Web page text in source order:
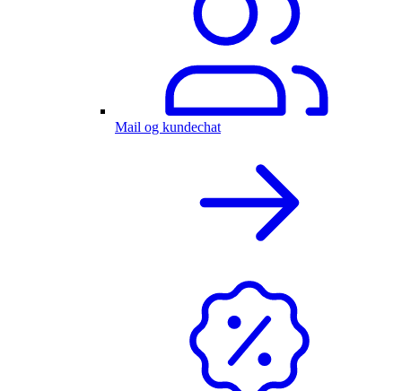
Mail og kundechat